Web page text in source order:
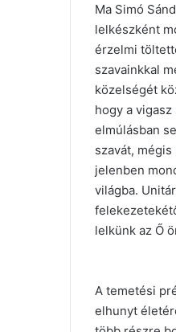
Ma Simó
lelkészként
érzelmi
szavainkkal
közelségét
hogy a
elmúlásban
szavát,
jelenben
világba.
lelkünk az Ő
A temetési
elhunyt